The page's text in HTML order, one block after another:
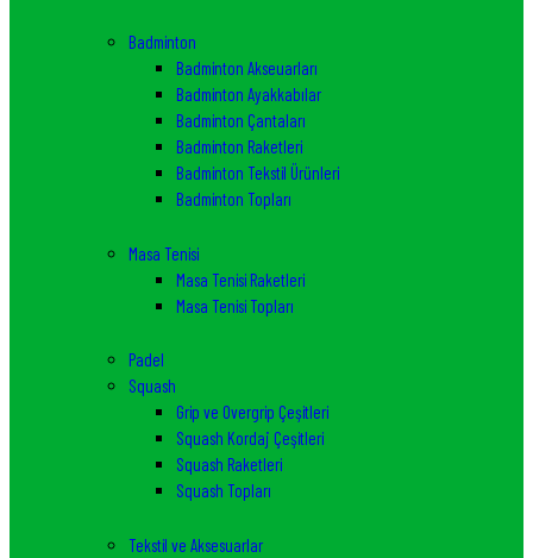
Badminton
Badminton Akseuarları
Badminton Ayakkabılar
Badminton Çantaları
Badminton Raketleri
Badminton Tekstil Ürünleri
Badminton Topları
Masa Tenisi
Masa Tenisi Raketleri
Masa Tenisi Topları
Padel
Squash
Grip ve Overgrip Çeşitleri
Squash Kordaj Çeşitleri
Squash Raketleri
Squash Topları
Tekstil ve Aksesuarlar